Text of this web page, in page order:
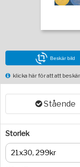
Beskär bild
klicka här för att att
Stående
Storlek
21x30, 299kr